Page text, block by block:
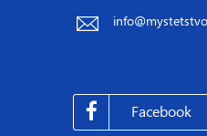
Facebook